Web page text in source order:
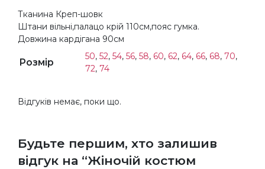
Тканина Креп-шовк
Штани вільні,палацо крій 110см,пояс гумка.
Довжина кардігана 90см
Розмір
50, 52, 54, 56, 58, 60, 62, 64, 66, 68, 70,
72, 74
Відгуків немає, поки що.
Будьте першим, хто залишив
відгук на “Жіночій костюм